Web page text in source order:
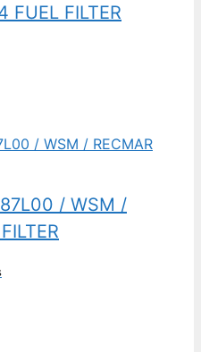
FUEL FILTER
/ WSM /